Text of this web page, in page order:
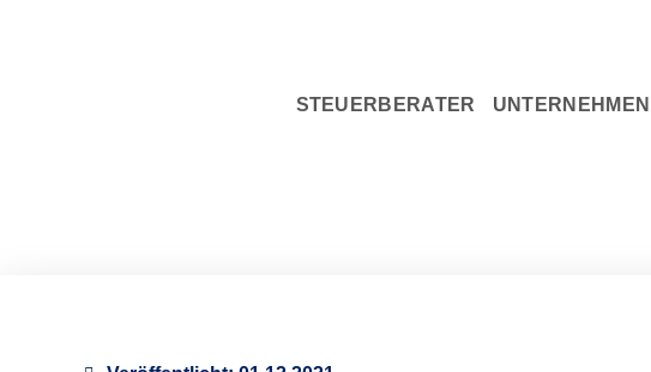
STEUERBERATER UNTERNEHMEN